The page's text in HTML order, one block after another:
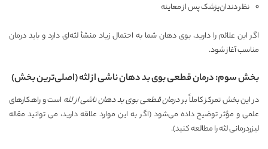
نظر دندان‌پزشک پس از معاینه
اگر این علائم را دارید، بوی دهان شما به احتمال زیاد منشأ لثه‌ای دارد و باید درمان
مناسب آغاز شود.
بخش سوم: درمان قطعی بوی بد دهان ناشی از لثه (اصلی‌ترین بخش)
در این بخش تمرکز کاملاً بردرمان قطعی بوی بد دهان ناشی از لثه است و راهکارهای
علمی و مؤثر توضیح داده می‌شود (اگر به این موارد علاقه دارید، می توانید مقاله
لیزردرمانی لثهرا مطالعه کنید).